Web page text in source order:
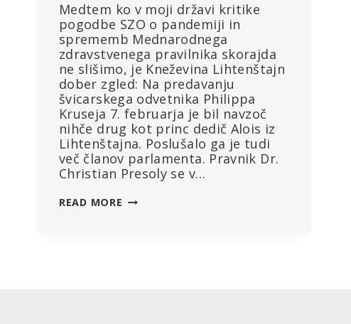
Medtem ko v moji državi kritike
pogodbe SZO o pandemiji in
sprememb Mednarodnega
zdravstvenega pravilnika skorajda
ne slišimo, je Kneževina Lihtenštajn
dober zgled: Na predavanju
švicarskega odvetnika Philippa
Kruseja 7. februarja je bil navzoč
nihče drug kot princ dedič Alois iz
Lihtenštajna. Poslušalo ga je tudi
več članov parlamenta. Pravnik Dr.
Christian Presoly se v…
READ MORE VODENJE